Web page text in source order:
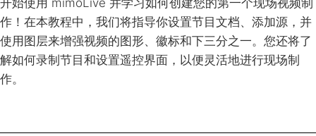
作！在本教程中，我们将指导你设置节目文档、添加源，并
使用图层来增强视频的图形、徽标和下三分之一。您还将了
解如何录制节目和设置遥控界面，以便灵活地进行现场制
作。